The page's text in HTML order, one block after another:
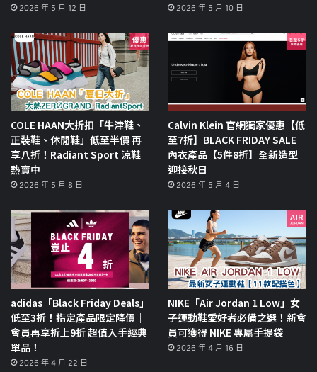
2026 年 5 月 12 日 2026 年 5 月 10 日
COLE HAAN大折扣「牛津鞋、
正裝鞋、休閒鞋」低至半價 再
享八折！Radiant Sport 涼鞋
熱賣中
2026 年 5 月 8 日
Calvin Klein 官網獨家優惠【低
至7折】BLACK FRIDAY SALE
內衣產品【5件8折】全新造型
迎接秋日
2026 年 5 月 4 日
adidas「Black Friday Deals」
低至3折！指定產品限定降價｜
會員再享折上9折 超值入手經典
單品！
2026 年 4 月 22 日
NIKE「Air Jordan 1 Low」女
子運動鞋愛好者必備之選！新會
員可獲得 NIKE 專屬手提袋
2026 年 4 月 16 日